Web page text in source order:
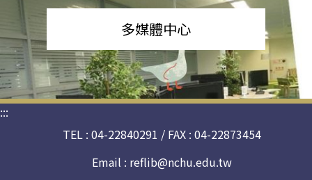
多媒體中心
:::
TEL : 04-22840291 / FAX : 04-22873454
Email : reflib@nchu.edu.tw